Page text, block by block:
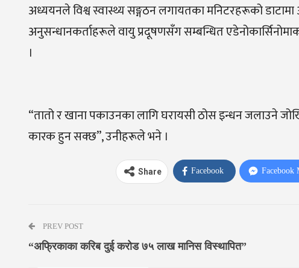
अध्ययनले विश्व स्वास्थ्य सङ्गठन लगायतका मनिटरहरूको
अनुसन्धानकर्ताहरूले वायु प्रदूषणसँग सम्बन्धित
।
“तातो र खाना पकाउनका लागि घरायसी ठोस इन्धन जलाउने
कारक हुन सक्छ”, उनीहरूले भने ।
Share Facebook Facebook
PREV POST
“अफ्रिकाका करिब दुई करोड ७५ लाख मानिस विस्थापित”